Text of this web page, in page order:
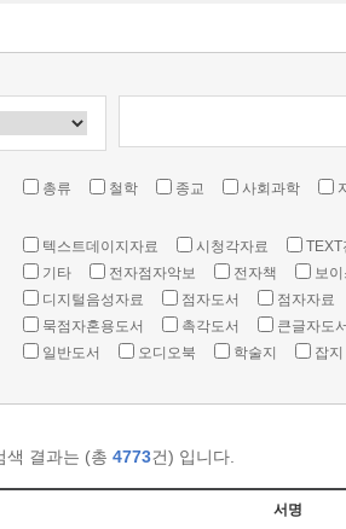
총류 철학 종교 사회과학
텍스트데이지자료 시청각자료
TEXT
기타
전자점자악보 전자책
보
디지털음성자료
점자도서
점자자료
묵점자혼용도서
촉각도서
큰글자도
일반도서
오디오북 학술지 잡지
색 결과는 (총 4773건) 입니다.
서명